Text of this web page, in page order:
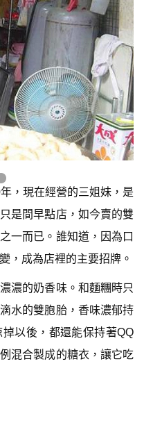
，現在經營的三姐妹，是
是間早點店，如今賣的雙
一而已。誰知道，因為口
，成為店裡的主要招牌。
濃的奶香味。和麵糰時只
水的雙胞胎，香味濃郁持
以後，都還能保持著QQ
混合製成的糖衣，讓它吃